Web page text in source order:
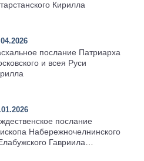
Кирилла
послание Патриарха
и всея Руси
послание
Набережночелнинского
Гавриила